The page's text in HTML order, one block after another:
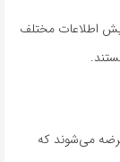
اطلاعات مختلف
می‌شوند که